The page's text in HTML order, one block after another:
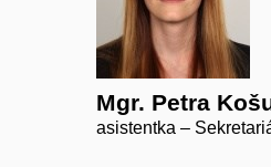
Mgr. Petra
asistentka –